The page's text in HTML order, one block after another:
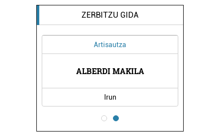
ZERBITZU GIDA
Artisautza
ALBERDI MAKILA
Irun